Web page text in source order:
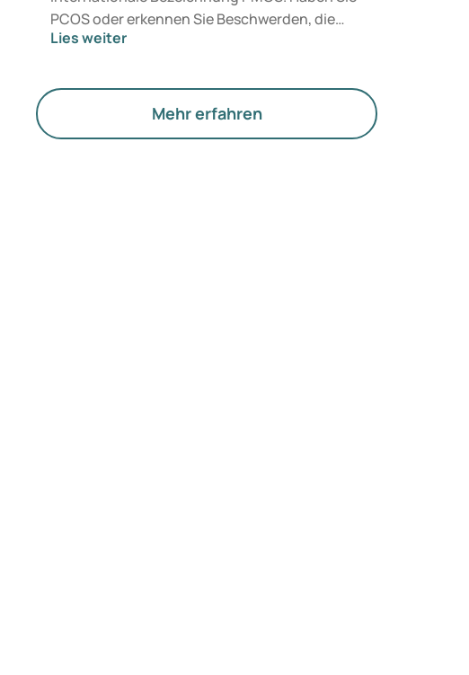
PCOS oder erkennen Sie Beschwerden, die
darauf hindeuten könnten? Medizinisch
legt jedoch mehr Gewicht auf Hormone, den
Stoffwechsel und die Funktion der Eierstöcke.
Lies weiter
Mehr erfahren